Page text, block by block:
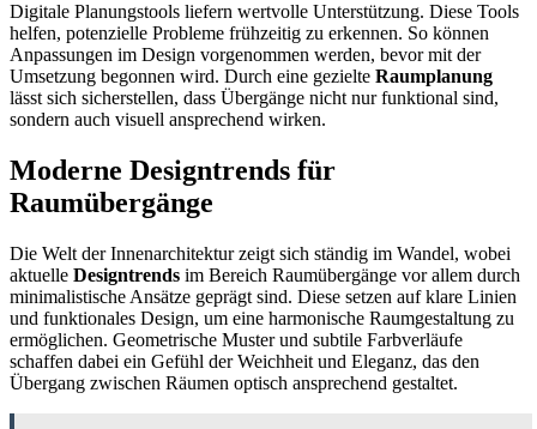
Digitale Planungstools liefern wertvolle Unterstützung. Diese Tools
helfen, potenzielle Probleme frühzeitig zu erkennen. So können
Anpassungen im Design vorgenommen werden, bevor mit der
Umsetzung begonnen wird. Durch eine gezielte Raumplanung
lässt sich sicherstellen, dass Übergänge nicht nur funktional sind,
sondern auch visuell ansprechend wirken.
Moderne Designtrends für
Raumübergänge
Die Welt der Innenarchitektur zeigt sich ständig im Wandel, wobei
aktuelle Designtrends im Bereich Raumübergänge vor allem durch
minimalistische Ansätze geprägt sind. Diese setzen auf klare Linien
und funktionales Design, um eine harmonische Raumgestaltung zu
ermöglichen. Geometrische Muster und subtile Farbverläufe
schaffen dabei ein Gefühl der Weichheit und Eleganz, das den
Übergang zwischen Räumen optisch ansprechend gestaltet.